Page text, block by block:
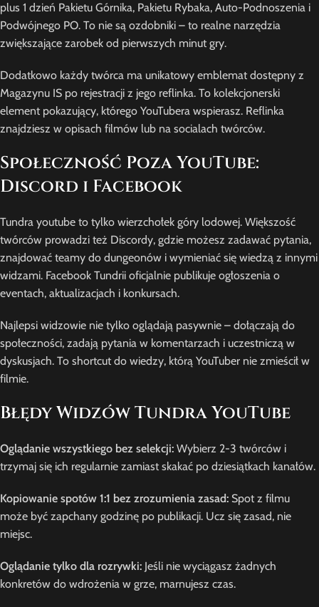
plus 1 dzień Pakietu Górnika, Pakietu Rybaka, Auto-Podnoszenia i
Podwójnego PO. To nie są ozdobniki – to realne narzędzia
zwiększające zarobek od pierwszych minut gry.
Dodatkowo każdy twórca ma unikatowy emblemat dostępny z
Magazynu IS po rejestracji z jego reflinka. To kolekcjonerski
element pokazujący, którego YouTubera wspierasz. Reflinka
znajdziesz w opisach filmów lub na socialach twórców.
Społeczność Poza YouTube:
Discord i Facebook
Tundra youtube to tylko wierzchołek góry lodowej. Większość
twórców prowadzi też Discordy, gdzie możesz zadawać pytania,
znajdować teamy do dungeonów i wymieniać się wiedzą z innymi
widzami. Facebook Tundrii oficjalnie publikuje ogłoszenia o
eventach, aktualizacjach i konkursach.
Najlepsi widzowie nie tylko oglądają pasywnie – dołączają do
społeczności, zadają pytania w komentarzach i uczestniczą w
dyskusjach. To shortcut do wiedzy, którą YouTuber nie zmieścił w
filmie.
Błędy Widzów Tundra YouTube
Oglądanie wszystkiego bez selekcji: Wybierz 2-3 twórców i
trzymaj się ich regularnie zamiast skakać po dziesiątkach kanałów.
Kopiowanie spotów 1:1 bez zrozumienia zasad: Spot z filmu
może być zapchany godzinę po publikacji. Ucz się zasad, nie
miejsc.
Oglądanie tylko dla rozrywki: Jeśli nie wyciągasz żadnych
konkretów do wdrożenia w grze, marnujesz czas.